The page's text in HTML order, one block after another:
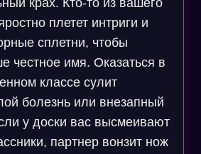
крах. Кто-то из вашего
плетет интриги и
сплетни, чтобы
честное имя. Оказаться в
классе сулит
болезнь или внезапный
у доски вас высмеивают
партнер вонзит нож